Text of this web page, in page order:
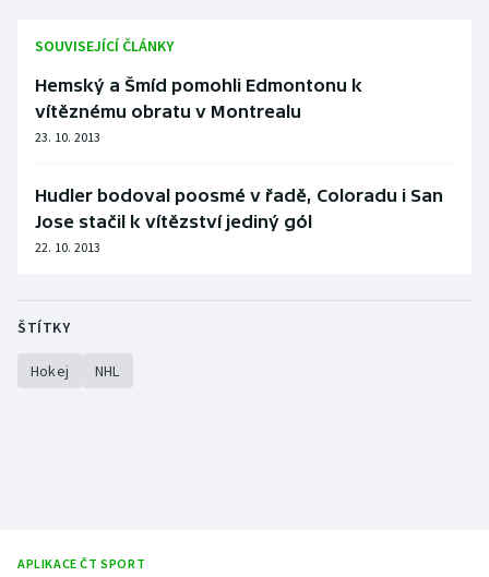
SOUVISEJÍCÍ ČLÁNKY
Hemský a Šmíd pomohli Edmontonu k
vítěznému obratu v Montrealu
23. 10. 2013
Hudler bodoval poosmé v řadě, Coloradu i San
Jose stačil k vítězství jediný gól
22. 10. 2013
ŠTÍTKY
Hokej NHL
APLIKACE ČT SPORT